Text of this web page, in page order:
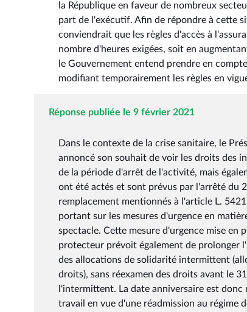
la République en faveur de nombreux
part de l'exécutif. Afin de répondre à cette
conviendrait que les règles d'accès à
nombre d'heures exigées, soit en
le Gouvernement entend prendre en
modifiant temporairement les règles en
Réponse publiée le 9 février 2021
Dans le contexte de la crise sanitaire, le
annoncé son souhait de voir les droits des
de la période d'arrêt de l'activité, mais
ont été actés et sont prévus par l'arrêté du
remplacement mentionnés à l'article L.
portant sur les mesures d'urgence en
spectacle. Cette mesure d'urgence mise
protecteur prévoit également de prolonger
des allocations de solidarité intermittent
droits), sans réexamen des droits avant le
l'intermittent. La date anniversaire est
travail en vue d'une réadmission au régime